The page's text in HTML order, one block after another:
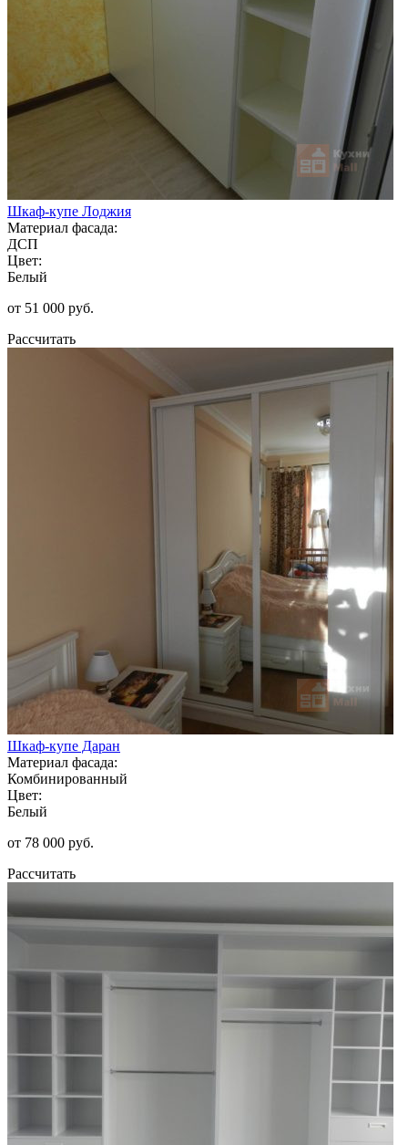
Шкаф-купе Лоджия
Материал фасада:
ДСП
Цвет:
Белый
от 51 000 руб.
Рассчитать
Шкаф-купе Даран
Материал фасада:
Комбинированный
Цвет:
Белый
от 78 000 руб.
Рассчитать